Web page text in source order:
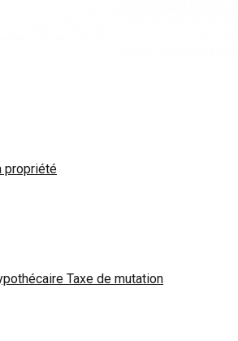
propriété
Taxe de mutation